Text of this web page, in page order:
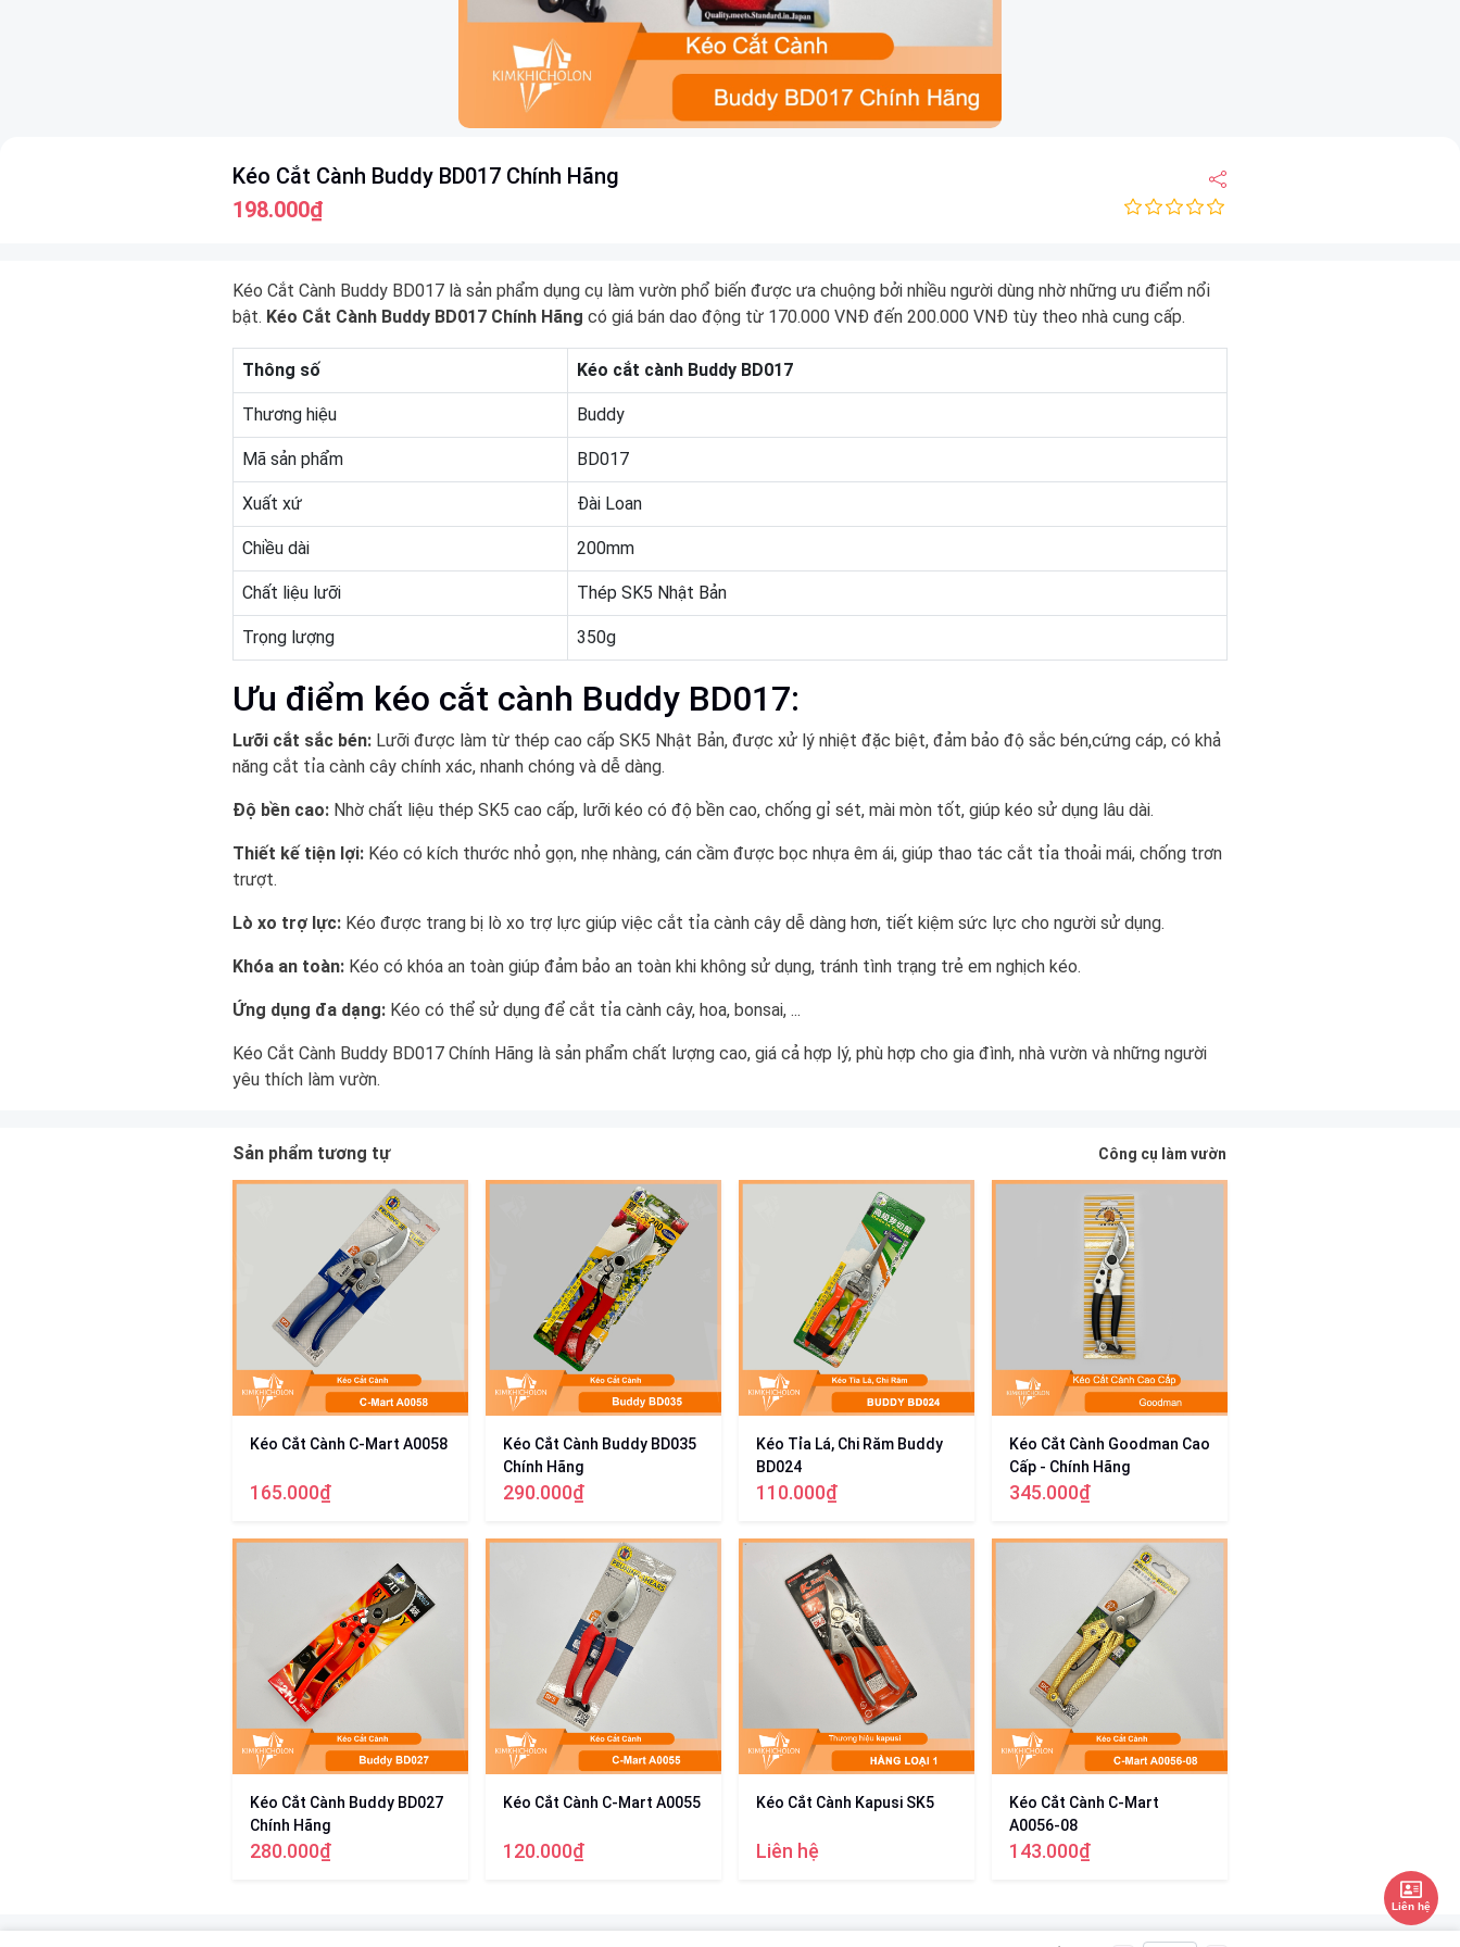
Kéo Cắt Cành Buddy BD017 Chính Hãng
198.000₫
Kéo Cắt Cành Buddy BD017 là sản phẩm dụng cụ làm vườn phổ biến được ưa chuộng bởi nhiều người dùng nhờ những ưu điểm nổi
bật. Kéo Cắt Cành Buddy BD017 Chính Hãng có giá bán dao động từ 170.000 VNĐ đến 200.000 VNĐ tùy theo nhà cung cấp.
Thông số Kéo cắt cành Buddy BD017
Thương hiệu Buddy
Mã sản phẩm BD017
Xuất xứ Đài Loan
Chiều dài 200mm
Chất liệu lưỡi Thép SK5 Nhật Bản
Trọng lượng 350g
Ưu điểm kéo cắt cành Buddy BD017:
Lưỡi cắt sắc bén: Lưỡi được làm từ thép cao cấp SK5 Nhật Bản, được xử lý nhiệt đặc biệt, đảm bảo độ sắc bén,cứng cáp, có khả
năng cắt tỉa cành cây chính xác, nhanh chóng và dễ dàng.
Độ bền cao: Nhờ chất liệu thép SK5 cao cấp, lưỡi kéo có độ bền cao, chống gỉ sét, mài mòn tốt, giúp kéo sử dụng lâu dài.
Thiết kế tiện lợi: Kéo có kích thước nhỏ gọn, nhẹ nhàng, cán cầm được bọc nhựa êm ái, giúp thao tác cắt tỉa thoải mái, chống trơn
trượt.
Lò xo trợ lực: Kéo được trang bị lò xo trợ lực giúp việc cắt tỉa cành cây dễ dàng hơn, tiết kiệm sức lực cho người sử dụng.
Khóa an toàn: Kéo có khóa an toàn giúp đảm bảo an toàn khi không sử dụng, tránh tình trạng trẻ em nghịch kéo.
Ứng dụng đa dạng: Kéo có thể sử dụng để cắt tỉa cành cây, hoa, bonsai, ...
Kéo Cắt Cành Buddy BD017 Chính Hãng là sản phẩm chất lượng cao, giá cả hợp lý, phù hợp cho gia đình, nhà vườn và những người
yêu thích làm vườn.
Sản phẩm tương tự Công cụ làm vườn
Kéo Cắt Cành C-Mart A0058
165.000₫
Kéo Cắt Cành Buddy BD035
Chính Hãng
290.000₫
Kéo Tỉa Lá, Chi Răm Buddy
BD024
110.000₫
Kéo Cắt Cành Goodman Cao
Cấp - Chính Hãng
345.000₫
Kéo Cắt Cành Buddy BD027
Chính Hãng
280.000₫
Kéo Cắt Cành C-Mart A0055
120.000₫
Kéo Cắt Cành Kapusi SK5
Liên hệ
Kéo Cắt Cành C-Mart
A0056-08
143.000₫
Liên hệ